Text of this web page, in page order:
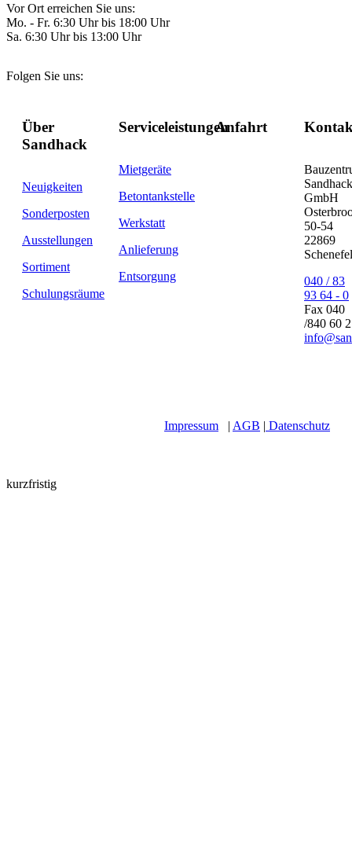
Vor Ort erreichen Sie uns:
Mo. - Fr. 6:30 Uhr bis 18:00 Uhr
Sa. 6:30 Uhr bis 13:00 Uhr
Folgen Sie uns:
Über
Sandhack
Neuigkeiten
Sonderposten
Ausstellungen
Sortiment
Schulungsräume
Serviceleistungen
Mietgeräte
Betontankstelle
Werkstatt
Anlieferung
Entsorgung
Anfahrt
Sandhack
GmbH
50-54
22869
040 / 83
93 64 - 0
Fax 040
/840 60
Impressum | AGB | Datenschutz
kurzfristig